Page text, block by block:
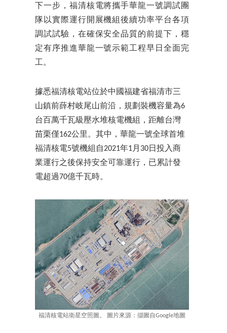
下一步，福清核電將攜手華龍一號調試團
隊以實際運行開展機組後續功率平台各項
調試試驗，在確保安全品質的前提下，穩
定有序推進華龍一號示範工程早日全面完
工。
據悉福清核電站位於中國福建省福清市三
山鎮前薛村岐尾山前沿，規劃裝機容量為6
台百萬千瓦級壓水堆核電機組，距離台灣
苗栗僅162公里。其中，華龍一號全球首堆
福清核電5號機組自2021年1月30日投入商
業運行之後保持安全可靠運行，已累計發
電超過70億千瓦時。
福清核電站衛星空照圖。 圖片來源：擷圖自Google地圖